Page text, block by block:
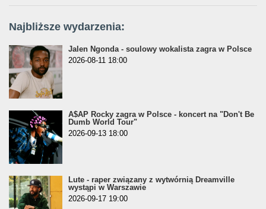
Najbliższe wydarzenia:
Jalen Ngonda - soulowy wokalista zagra w Polsce
2026-08-11 18:00
A$AP Rocky zagra w Polsce - koncert na "Don't Be
Dumb World Tour"
2026-09-13 18:00
Lute - raper związany z wytwórnią Dreamville
wystąpi w Warszawie
2026-09-17 19:00